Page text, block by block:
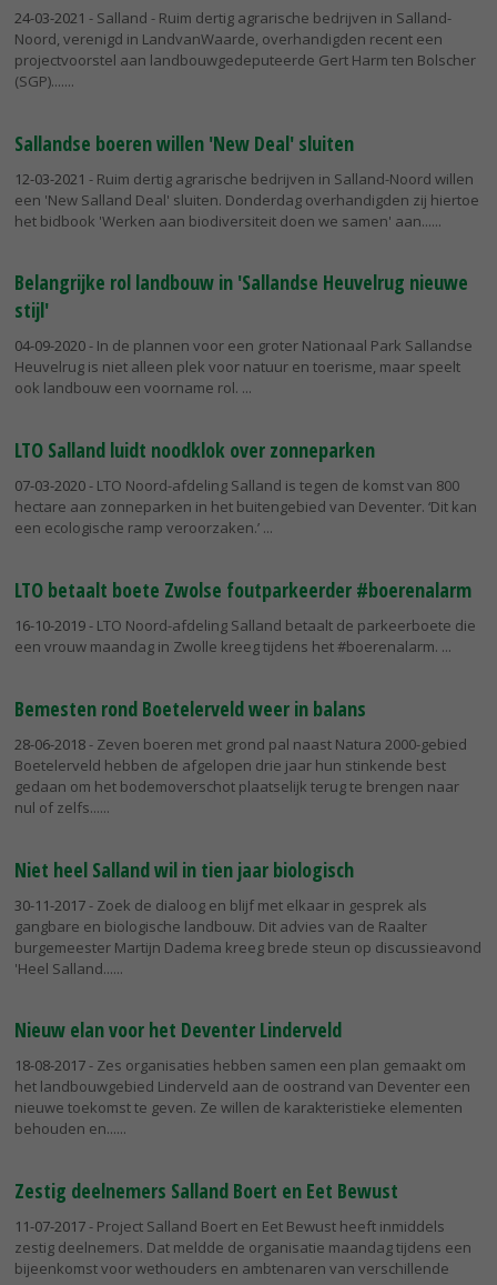
24-03-2021 - Salland - Ruim dertig agrarische bedrijven in Salland-
Noord, verenigd in LandvanWaarde, overhandigden recent een
projectvoorstel aan landbouwgedeputeerde Gert Harm ten Bolscher
(SGP)....
Sallandse boeren willen 'New Deal' sluiten
12-03-2021 - Ruim dertig agrarische bedrijven in Salland-Noord willen
een 'New Salland Deal' sluiten. Donderdag overhandigden zij hiertoe
het bidbook 'Werken aan biodiversiteit doen we samen' aan...
Belangrijke rol landbouw in 'Sallandse Heuvelrug nieuwe
stijl'
04-09-2020- In de plannen voor een groter Nationaal Park Sallandse
Heuvelrug is niet alleen plek voor natuur en toerisme, maar speelt
ook landbouw een voorname rol.
LTO Salland luidt noodklok over zonneparken
07-03-2020- LTO Noord-afdeling Salland is tegen de komst van 800
hectare aan zonneparken in het buitengebied van Deventer. ‘Dit kan
een ecologische ramp veroorzaken.’
LTO betaalt boete Zwolse foutparkeerder #boerenalarm
16-10-2019- LTO Noord-afdeling Salland betaalt de parkeerboete die
een vrouw maandag in Zwolle kreeg tijdens het #boerenalarm.
Bemesten rond Boetelerveld weer in balans
28-06-2018- Zeven boeren met grond pal naast Natura 2000-gebied
Boetelerveld hebben de afgelopen drie jaar hun stinkende best
gedaan om het bodemoverschot plaatselijk terug te brengen naar
nul of zelfs...
Niet heel Salland wil in tien jaar biologisch
30-11-2017- Zoek de dialoog en blijf met elkaar in gesprek als
gangbare en biologische landbouw. Dit advies van de Raalter
burgemeester Martijn Dadema kreeg brede steun op discussieavond
'Heel Salland...
Nieuw elan voor het Deventer Linderveld
18-08-2017- Zes organisaties hebben samen een plan gemaakt om
het landbouwgebied Linderveld aan de oostrand van Deventer een
nieuwe toekomst te geven. Ze willen de karakteristieke elementen
behouden en...
Zestig deelnemers Salland Boert en Eet Bewust
11-07-2017- Project Salland Boert en Eet Bewust heeft inmiddels
zestig deelnemers. Dat meldde de organisatie maandag tijdens een
bijeenkomst voor wethouders en ambtenaren van verschillende